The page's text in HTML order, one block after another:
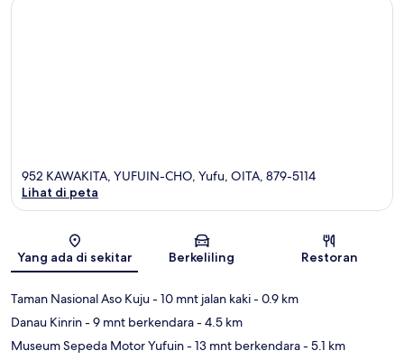
Peta
952 KAWAKITA, YUFUIN-CHO, Yufu, OITA, 879-5114
Lihat di peta
Yang ada di sekitar Berkeliling Restoran
Taman Nasional Aso Kuju- 10 mnt jalan kaki- 0.9 km
Danau Kinrin- 9 mnt berkendara- 4.5 km
Museum Sepeda Motor Yufuin- 13 mnt berkendara- 5.1 km